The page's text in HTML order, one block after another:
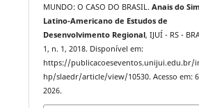
MUNDO: O CASO DO BRASIL.Anais do
Latino-Americano de Estudos de
Desenvolvimento Regional, IJUÍ - RS -
1, n. 1, 2018. Disponível em:
https://publicacoeseventos.unijui.edu.br/
hp/slaedr/article/view/10530. Acesso em:
2026.